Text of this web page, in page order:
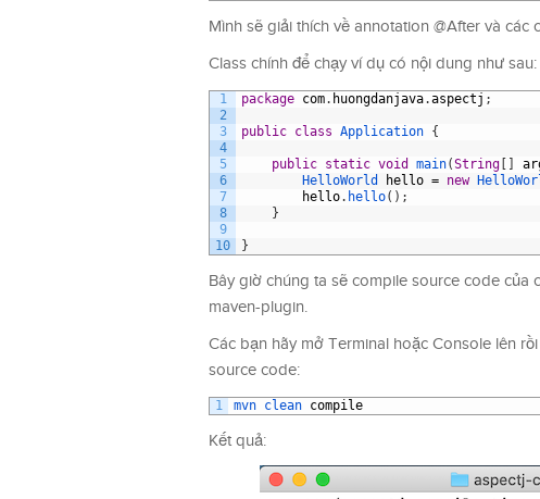
Mình sẽ giải thích về annotation @After và
Class chính để chạy ví dụ có nội dung như sau:
1
2
3
4
5
6
7
8
9
10
package com. huongdanjava.aspectj ;
public class Application {
public static void main(String
HelloWorld
hello = new
hello. hello( ) ;
}
}
Bây giờ chúng ta sẽ compile source code
maven-plugin.
Các bạn hãy mở Terminal hoặc Console lên
source code:
1 mvn clean compile
Kết quả: